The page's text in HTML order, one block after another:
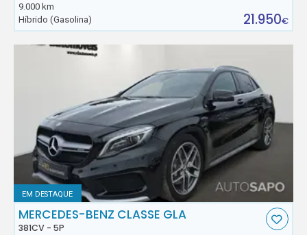
9.000 km
Híbrido (Gasolina)
21.950€
EM DESTAQUE
MERCEDES-BENZ CLASSE GLA
381CV - 5P